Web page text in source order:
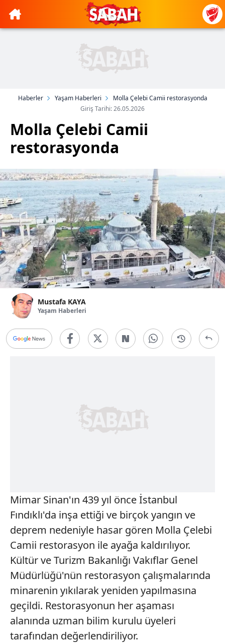
Haberler Yaşam Haberleri
Molla Çelebi Camii restorasyonda
Giriş Tarihi: 26.05.2026
Molla Çelebi Camii
restorasyonda
Mustafa KAYA
Yaşam Haberleri
Mimar Sinan'ın 439 yıl önce İstanbul
Fındıklı'da inşa ettiği ve birçok yangın ve
deprem nedeniyle hasar gören Molla Çelebi
Camii restorasyon ile ayağa kaldırılıyor.
Kültür ve Turizm Bakanlığı Vakıflar Genel
Müdürlüğü'nün restorasyon çalışmalarında
minarenin yıkılarak yeniden yapılmasına
geçildi. Restorasyonun her aşaması
alanında uzman bilim kurulu üyeleri
tarafından değerlendiriliyor.